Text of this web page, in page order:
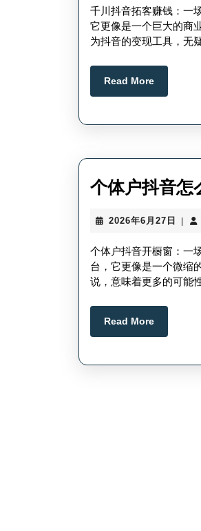
7
月
8
日
千川抖音拓客赚钱：一
它更像是一个巨大的商
为抖音的变现工具，无
Read MoreRead
More
个体户抖音怎
2026年6月27日
2026
月
27
日
个体户抖音开橱窗：一
台，它更像是一个微缩
说，意味着更多的可能
Read MoreRead
More